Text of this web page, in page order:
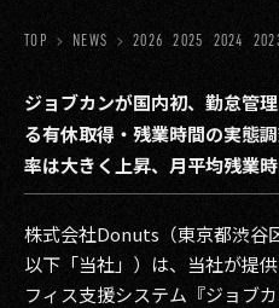
ジョ
ゲ
ミク
医療
出版メ
美少
ABOUT
SERVICES
GROUP
RECRUIT
CONTACT
TOP NEWS 2026 2025 2024
ジョブカンが国内初、勤怠管
る有休取得・残業時間の実態
率は大きく上昇、月平均残業
株式会社Donuts（東京都渋谷
以下「当社」）は、当社が提
フィス支援システム『ジョブ